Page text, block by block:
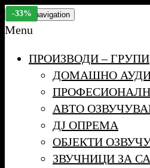
Skip
to
content
Toggle navigation
Menu
ПРОИЗВОДИ – ГРУПИ
ДОМАШНО
АВТО
ДЈ ОПРЕМА
ОБЈЕКТИ
ЗВУЧНИЦИ ЗА
-21%
-17%
-37%
-14%
-11%
-17%
-26%
-12%
-33%